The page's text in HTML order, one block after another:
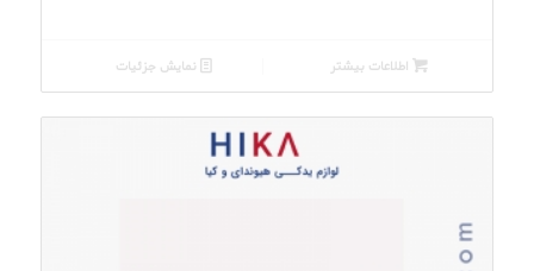
اطلاعات بیشتر نمایش جزئیات